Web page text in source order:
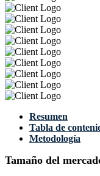
Resumen
Tabla de
Metodología
Tamaño del